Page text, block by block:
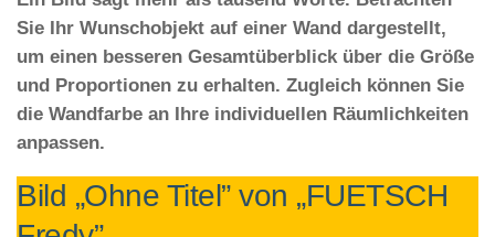
Sie Ihr Wunschobjekt auf einer Wand dargestellt,
um einen besseren Gesamtüberblick über die Größe
und Proportionen zu erhalten. Zugleich können Sie
die Wandfarbe an Ihre individuellen Räumlichkeiten
anpassen.
Bild „Ohne Titel” von „FUETSCH